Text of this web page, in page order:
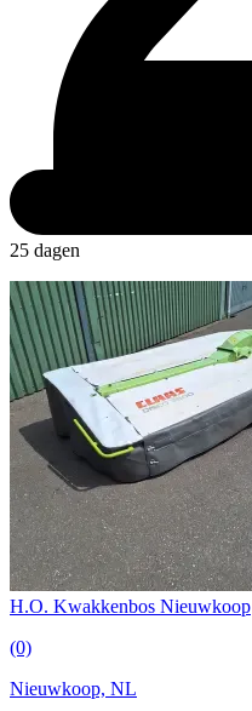
25 dagen
H.O. Kwakkenbos Nieuwkoop
(0)
Nieuwkoop, NL